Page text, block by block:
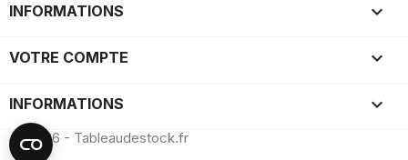
INFORMATIONS 
VOTRE COMPTE 
INFORMATIONS keyboard_arrow_down
© 2026 - Tableaudestock.fr